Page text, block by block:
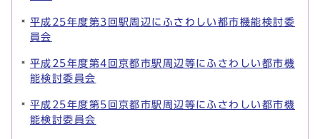
平成25年度第3回駅周辺にふさわしい都市機能検討委
員会
平成25年度第4回京都市駅周辺等にふさわしい都市機
能検討委員会
平成25年度第5回京都市駅周辺等にふさわしい都市機
能検討委員会